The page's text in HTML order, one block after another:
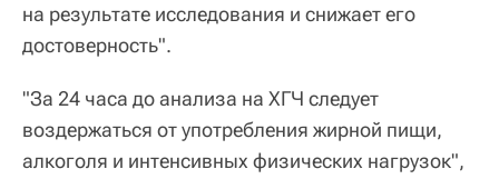
на результате исследования и снижает его
достоверность".
"За 24 часа до анализа на ХГЧ следует
воздержаться от употребления жирной пищи,
алкоголя и интенсивных физических нагрузок",